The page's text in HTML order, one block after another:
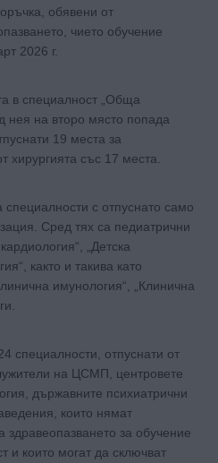
обявени от
чието обучение
2026 г.
в специалност „Обща
нея на второ място попада
19 места за
хирургията със 17 места.
с отпуснато само
Сред тях са педиатрични
„Детска
както и такива като
имунология“, „Клинична
специалности, отпуснати от
на ЦСМП, центровете
държавните психиатрични
които нямат
за обучение
и които могат да сключват